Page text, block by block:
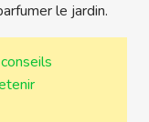
le jardin.